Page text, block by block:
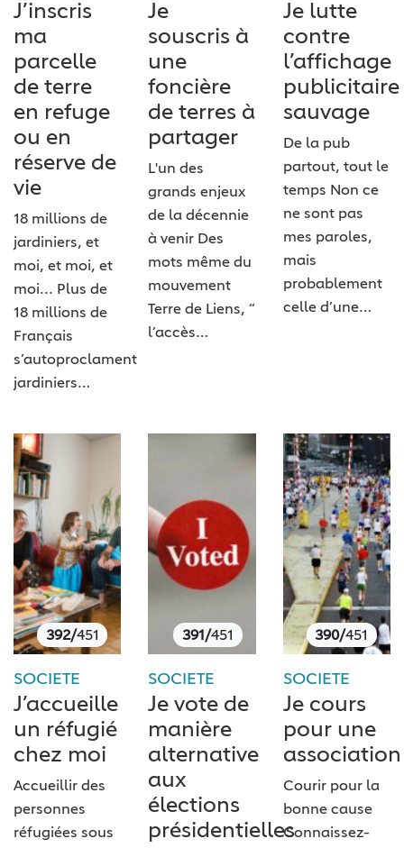
J’inscris
ma
parcelle
de terre
en refuge
ou en
réserve de
vie
18 millions de
jardiniers, et
moi, et moi, et
moi... Plus de
18 millions de
Français
s’autoproclament
jardiniers…
Je
souscris à
une
foncière
de terres à
partager
L'un des
grands enjeux
de la décennie
à venir Des
mots même du
mouvement ​
Terre de Liens​, “​
l’accès…
Je lutte
contre
l’affichage
publicitaire
sauvage
De la pub
partout, tout le
temps Non ce
ne sont pas
mes paroles,
mais
probablement
celle d’une…
392/451
SOCIETE
J’accueille
un réfugié
chez moi
Accueillir des
personnes
réfugiées sous
391/451
SOCIETE
Je vote de
manière
alternative
aux
élections
présidentielles
390/451
SOCIETE
Je cours
pour une
association
Courir pour la
bonne cause
Connaissez-